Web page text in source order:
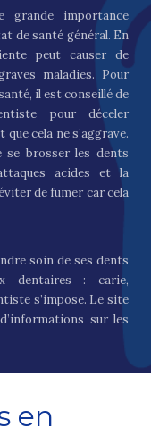
grande importance
de santé général. En
peut causer de
maladies. Pour
il est conseillé de
pour déceler
que cela ne s’aggrave.
brosser les dents
acides et la
de fumer car cela
soin de ses dents
dentaires : carie,
s’impose. Le site
sur les
en